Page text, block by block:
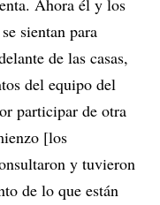
Ahora él y los
sientan para
de las casas,
del equipo del
participar de otra
[los
y tuvieron
de lo que están